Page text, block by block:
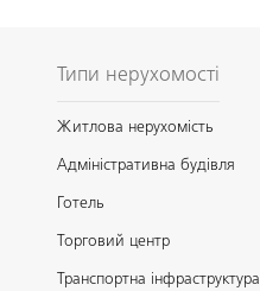
Типи нерухомості
Житлова нерухомість
Адміністративна будівля
Готель
Торговий центр
Транспортна інфраструктура